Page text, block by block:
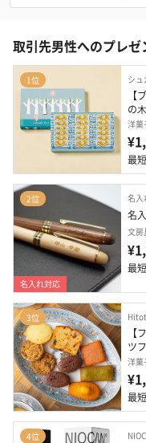
取引先男性へのプレ
1位 シ
【
の
洋菓
最短
2位
名入れ対応
名入
名
文房
最短
3位
【
ツ
洋菓
最短
4位